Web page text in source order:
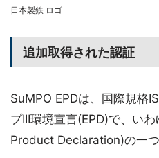
日本製鉄 ロゴ
追加取得された認証
SuMPO EPDは、国際規格
プIII環境宣言(EPD)で、い
Product Declaration)の一つ